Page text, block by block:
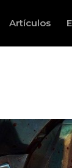
Artículos